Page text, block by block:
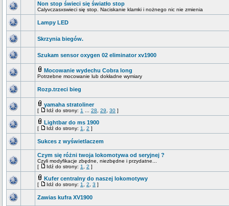
Non stop świeci się światło stop
Calyvczasxswieci się stop. Naciskanie klamki i nożnego nic nie zmienia
Lampy LED
Skrzynia biegów.
Szukam sensor oxygen 02 eliminator xv1900
Mocowanie wydechu Cobra long
Potrzebne mocowanie lub dokładne wymiary
Rozp.trzeci bieg
yamaha stratoliner
[ Idź do strony: 1 28 29 30 ]
Lightbar do ms 1900
[ Idź do strony: 1 2 ]
Sukces z wyświetlaczem
Czym się różni twoja lokomotywa od seryjnej ?
Czyli modyfikacje zbędne, niezbędne i przydatne...
[
Idź do strony: 1 2 ]
Kufer centralny do naszej lokomotywy
[ Idź do strony: 1 2 3 ]
Zawias kufra XV1900